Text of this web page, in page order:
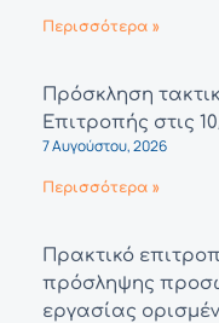
Περισσότερα »
Πρόσκληση
Επιτροπής στις
7 Αυγούστου, 2026
Περισσότερα »
Πρακτικό
πρόσληψης
εργασίας